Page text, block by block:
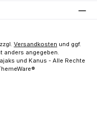
Versandkosten und ggf.
anders angegeben.
und Kanus - Alle Rechte